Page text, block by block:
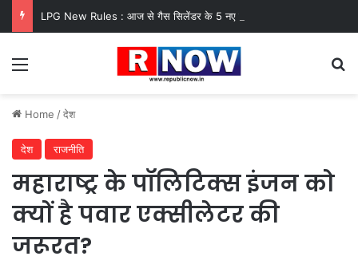
Menu
Home /देश
देश राजनीति
महाराष्ट्र के पॉलिटिक्स इंजन को
क्यों है पवार एक्सीलेटर की
जरूरत?